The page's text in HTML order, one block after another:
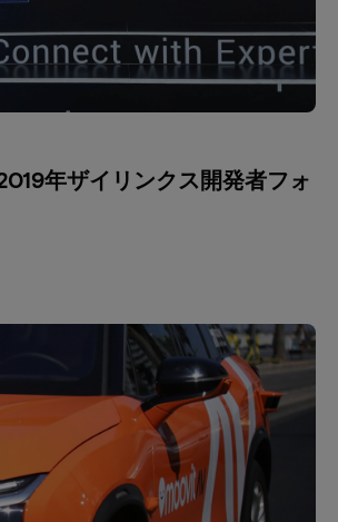
年ザイリンクス開発者フォ